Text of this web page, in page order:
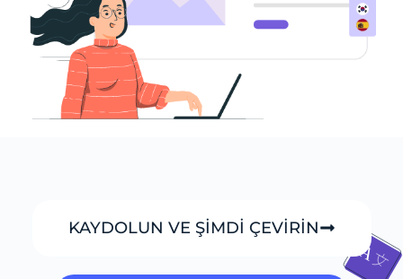
KAYDOLUN VE ŞİMDİ ÇEVİRİN